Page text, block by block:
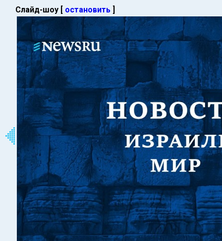
Слайд-шоу [ остановить ]